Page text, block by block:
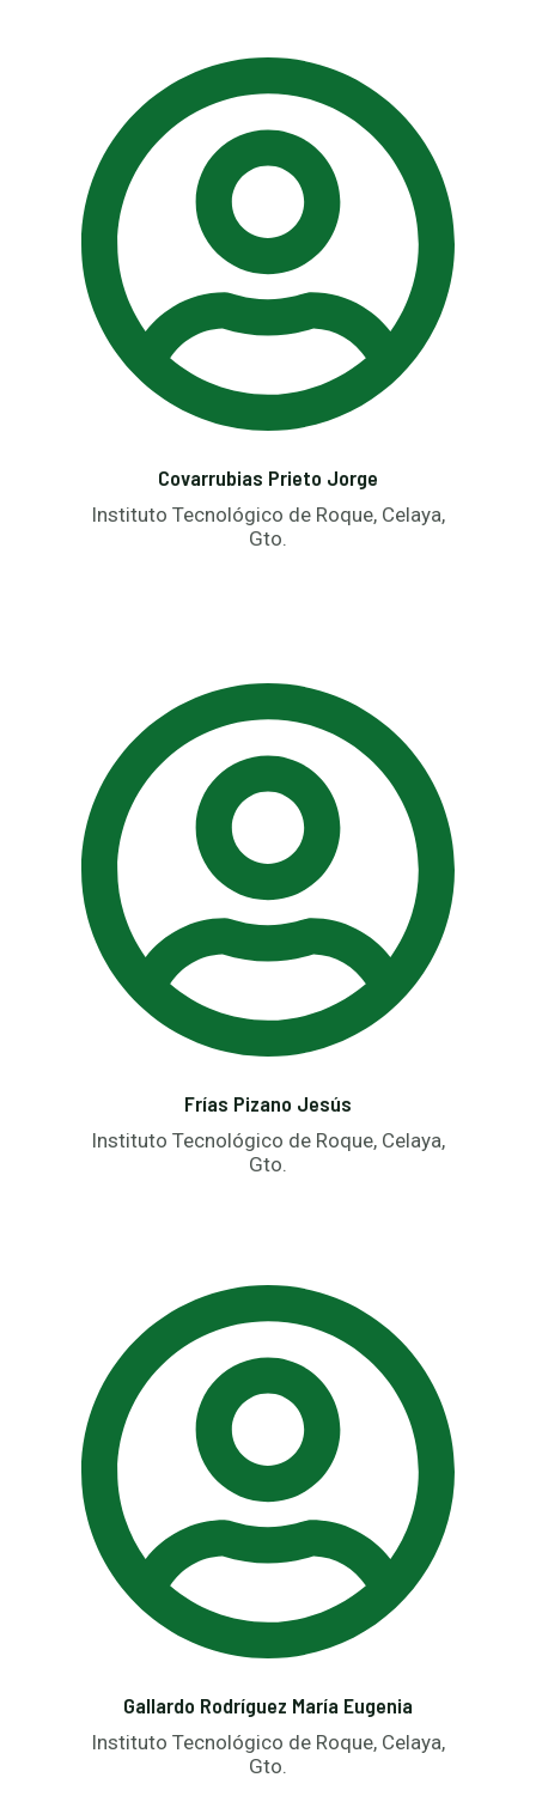
Covarrubias Prieto Jorge
Instituto Tecnológico de Roque, Celaya,
Gto.
Frías Pizano Jesús
Instituto Tecnológico de Roque, Celaya,
Gto.
Gallardo Rodríguez María Eugenia
Instituto Tecnológico de Roque, Celaya,
Gto.